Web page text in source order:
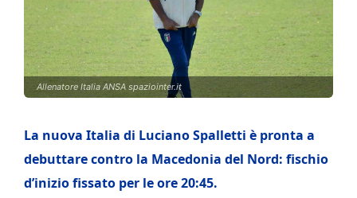
Allenatore Italia ANSA spaziointer.it
La nuova Italia di Luciano Spalletti è pronta a
debuttare contro la Macedonia del Nord: fischio
d’inizio fissato per le ore 20:45.